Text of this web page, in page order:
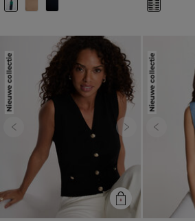
Nieuwe collectie
Previous Next
Nieuwe collectie
Previous